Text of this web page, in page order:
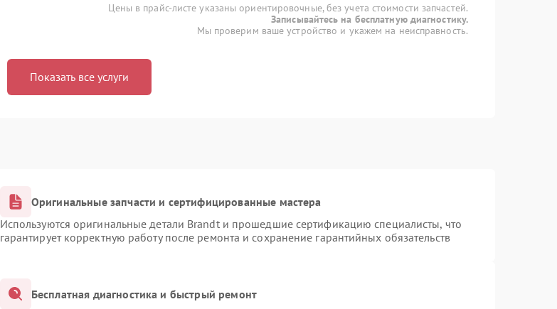
Цены в прайс-листе указаны ориентировочные, без учета стоимости запчастей.
Записывайтесь на бесплатную диагностику.
Мы проверим ваше устройство и укажем на неисправность.
Показать все услуги
Оригинальные запчасти и сертифицированные мастера
Используются оригинальные детали Brandt и прошедшие сертификацию специалисты, что
гарантирует корректную работу после ремонта и сохранение гарантийных обязательств
Бесплатная диагностика и быстрый ремонт